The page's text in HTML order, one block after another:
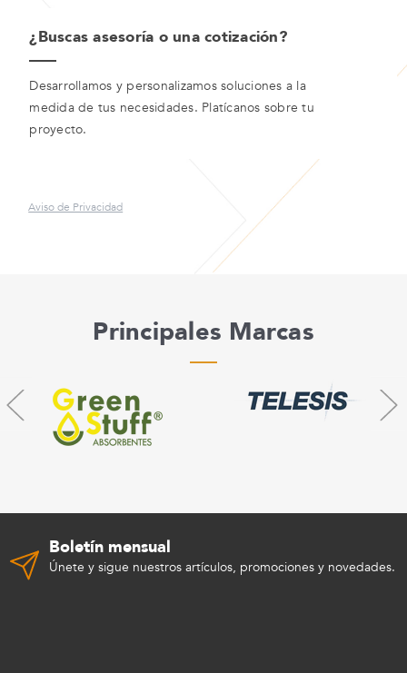
¿Buscas asesoría o una cotización?
Desarrollamos y personalizamos soluciones a la
medida de tus necesidades. Platícanos sobre tu
proyecto.
Aviso de Privacidad
Principales Marcas
Boletín mensual
Únete y sigue nuestros artículos, promociones y novedades.